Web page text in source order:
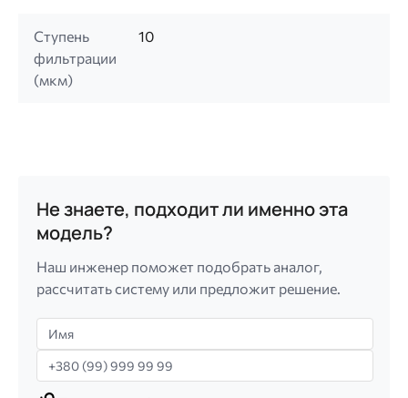
Ступень
фильтрации
(мкм)
10
Не знаете, подходит ли именно эта
модель?
Наш инженер поможет подобрать аналог,
рассчитать систему или предложит решение.
Имя
Телефон